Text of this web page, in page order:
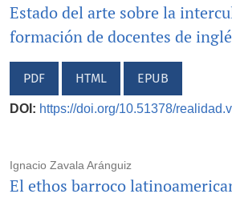
Estado del arte sobre la
formación de docentes de
PDF HTML EPUB
DOI: https://doi.org/10.51378/
Ignacio Zavala Aránguiz
El ethos barroco